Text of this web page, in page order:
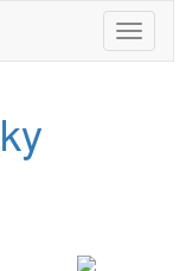
Toggle